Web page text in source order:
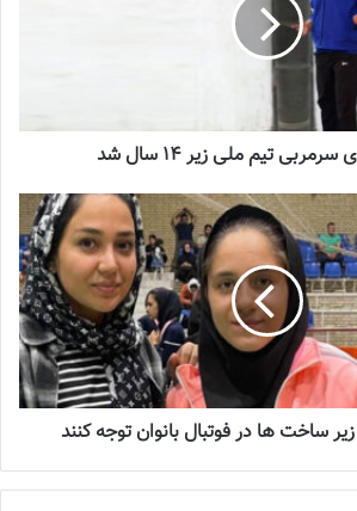
2023-07-07
دو بازیکن اصفهانی طلایی‌پوشان قرارداد
امضا تمدید کردند.
مینی‌ فوتبال بانوان
همدان با اعلام خبر میزبانی همدان از
جام ایرانیان در بخش بانوان اظهار
جوانان در دولت دولت سیزدهم توجه بسیار
و تشویق مردم ایران به مشارکت عمومی در
در حوزه ورزش بانوان دارد.
۱۴ سال شد
تیم ملی زیر ۱۴ سال شد
ساخت ها در فوتبال بانوان توجه کنند